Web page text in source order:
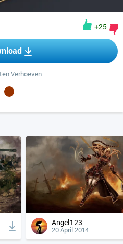
+25
Verhoeven
Angel123
20 April 2014